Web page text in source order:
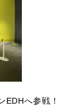
EDHへ参戦！